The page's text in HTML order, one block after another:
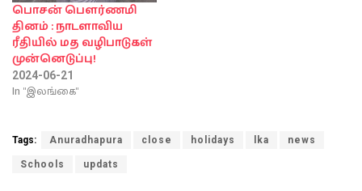
பொசன் பௌர்ணமி
தினம் : நாடளாவிய
ரீதியில் மத வழிபாடுகள்
முன்னெடுப்பு!
2024-06-21
In "இலங்கை"
Tags: Anuradhapura close holidays lka news
Schools updats